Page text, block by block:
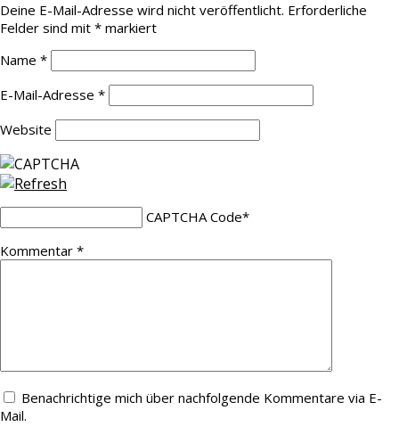
Deine E-Mail-Adresse wird nicht veröffentlicht. Erforderliche
Felder sind mit * markiert
Name *
E-Mail-Adresse *
Website
CAPTCHA Code*
Kommentar *
Benachrichtige mich über nachfolgende Kommentare via E-
Mail.